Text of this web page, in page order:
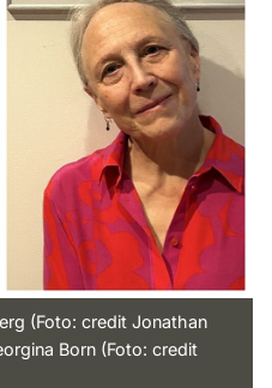
(Foto: credit Jonathan
Born (Foto: credit